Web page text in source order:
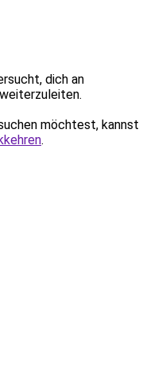
dich an
weiterzuleiten.
möchtest, kannst
.